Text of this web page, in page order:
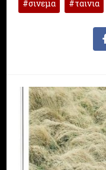
σινεμα ταινια